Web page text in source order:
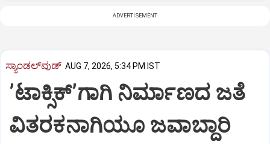
ADVERTISEMENT
ಸ್ಯಾಂಡಲ್‌ವುಡ್‌ AUG 7, 2026, 5:34 PM IST
ʼಟಾಕ್ಸಿಕ್‌ʼಗಾಗಿ ನಿರ್ಮಾಣದ ಜತೆ
ವಿತರಕನಾಗಿಯೂ ಜವಾಬ್ದಾರಿ